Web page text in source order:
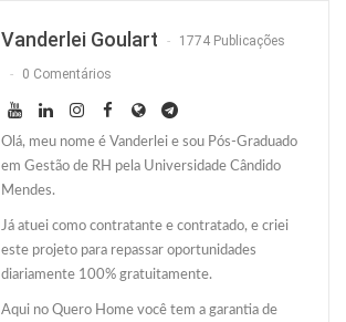
Vanderlei Goulart 1774 Publicações
0 Comentários
Olá, meu nome é Vanderlei e sou Pós-Graduado
em Gestão de RH pela Universidade Cândido
Mendes.
Já atuei como contratante e contratado, e criei
este projeto para repassar oportunidades
diariamente 100% gratuitamente.
Aqui no Quero Home você tem a garantia de